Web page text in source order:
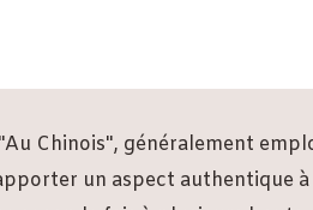
"Au Chinois", généralement
un aspect authentique à